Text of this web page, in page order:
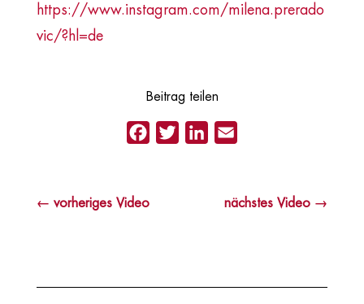
https://www.instagram.com/milena.prerado
vic/?hl=de
Beitrag teilen
Facebook
Twitter LinkedIn
← vorheriges Video nächstes Video →